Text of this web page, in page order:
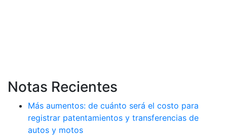
Notas Recientes
Más aumentos: de cuánto será el costo para
registrar patentamientos y transferencias de
autos y motos